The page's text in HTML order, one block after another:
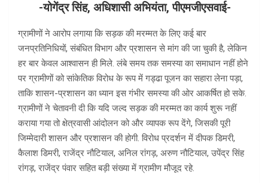
-योगेंद्र सिंह, अधिशासी अभियंता, पीएमजीएसवाई-
ग्रामीणों ने आरोप लगाया कि सड़क की मरम्मत के लिए कई बार
जनप्रतिनिधियों, संबंधित विभाग और प्रशासन से मांग की जा चुकी है, लेकिन
हर बार केवल आश्वासन ही मिले. लंबे समय तक समस्या का समाधान नहीं होने
पर ग्रामीणों को सांकेतिक विरोध के रूप में गड्ढा पूजन का सहारा लेना पड़ा,
ताकि शासन-प्रशासन का ध्यान इस गंभीर समस्या की ओर आकर्षित हो सके.
ग्रामीणों ने चेतावनी दी कि यदि जल्द सड़क की मरम्मत का कार्य शुरू नहीं
कराया गया तो क्षेत्रवासी आंदोलन को और व्यापक रूप देंगे, जिसकी पूरी
जिम्मेदारी शासन और प्रशासन की होगी. विरोध प्रदर्शन में दीपक डिमरी,
कैलाश डिमरी, राजेंद्र नौटियाल, अनिल रांगड़, अरुण नौटियाल, उपेंद्र सिंह
रांगड़, राजेंद्र पंवार सहित बड़ी संख्या में ग्रामीण मौजूद रहे.